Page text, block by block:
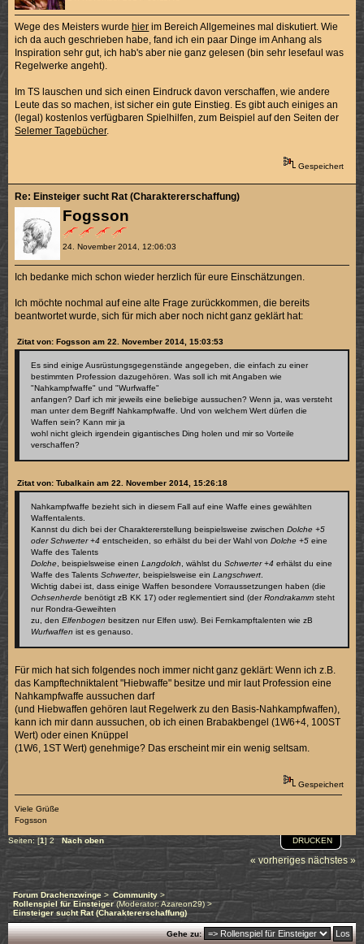
Wege des Meisters wurdehier im Bereich Allgemeines mal diskutiert. Wie
ich da auch geschrieben habe, fand ich ein paar Dinge im Anhang als
Inspiration sehr gut, ich hab's aber nie ganz gelesen (bin sehr lesefaul was
Regelwerke angeht).
Im TS lauschen und sich einen Eindruck davon verschaffen, wie andere
Leute das so machen, ist sicher ein gute Einstieg. Es gibt auch einiges an
(legal) kostenlos verfügbaren Spielhilfen, zum Beispiel auf den Seiten der
Selemer Tagebücher.
Gespeichert
Fogsson
24. November 2014, 12:06:03
Re: Einsteiger sucht Rat (Charaktererschaffung)
Ich bedanke mich schon wieder herzlich für eure Einschätzungen.
Ich möchte nochmal auf eine alte Frage zurückkommen, die bereits
beantwortet wurde, sich für mich aber noch nicht ganz geklärt hat:
Zitat von: Fogsson am 22. November 2014, 15:03:53
Es sind einige Ausrüstungsgegenstände angegeben, die einfach zu einer
bestimmten Profession dazugehören. Was soll ich mit Angaben wie
"Nahkampfwaffe" und "Wurfwaffe"
anfangen? Darf ich mir jeweils eine beliebige aussuchen? Wenn ja, was versteht
man unter dem Begriff Nahkampfwaffe. Und von welchem Wert dürfen die
Waffen sein? Kann mir ja
wohl nicht gleich irgendein gigantisches Ding holen und mir so Vorteile
verschaffen?
Zitat von: Tubalkain am 22. November 2014, 15:26:18
Nahkampfwaffe bezieht sich in diesem Fall auf eine Waffe eines gewählten
Waffentalents.
Kannst du dich bei der Charaktererstellung beispielsweise zwischenDolche +5
oder Schwerter +4 entscheiden, so erhälst du bei der Wahl vonDolche +5 eine
Waffe des Talents
Dolche , beispielsweise einenLangdolch , wählst duSchwerter +4 erhälst du eine
Waffe des TalentsSchwerter, beispielsweise einLangschwert
Wichtig dabei ist, dass einige Waffen besondere Vorraussetzungen haben (die
Ochsenherde benötigt zB KK 17) oder reglementiert sind (derRondrakamm steht
nur Rondra-Geweihten
zu, denElfenbogen besitzen nur Elfen usw). Bei Fernkampftalenten wie zB
Wurfwaffen ist es genauso.
Für mich hat sich folgendes noch immer nicht ganz geklärt: Wenn ich z.B.
das Kampftechniktalent "Hiebwaffe" besitze und mir laut Profession eine
Nahkampfwaffe aussuchen darf
(und Hiebwaffen gehören laut Regelwerk zu den Basis-Nahkampfwaffen),
kann ich mir dann aussuchen, ob ich einen Brabakbengel (1W6+4, 100ST
Wert) oder einen Knüppel
(1W6, 1ST Wert) genehmige? Das erscheint mir ein wenig seltsam.
Gespeichert
Viele Grüße
Fogsson
DRUCKEN
Seiten: [1] 2 Nach oben
« vorheriges nächstes »
Forum Drachenzwinge > Community>
Rollenspiel für Einsteiger(Moderator:Azareon29) >
Einsteiger sucht Rat (Charaktererschaffung)
Gehe zu: